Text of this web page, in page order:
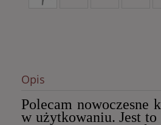
Opis
Polecam nowoczesne
w użytkowaniu. Jest